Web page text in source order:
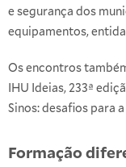
e segurança dos
equipamentos,
Os encontros
IHU Ideias, 233ª
Sinos: desafios para
Formação